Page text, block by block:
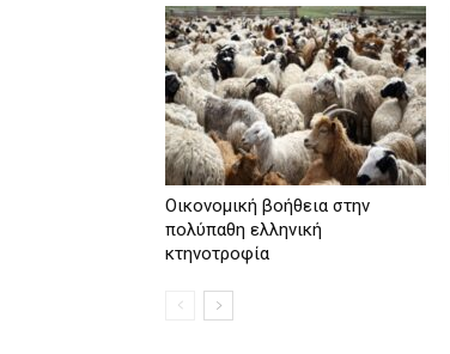
Οικονομική βοήθεια στην
πολύπαθη ελληνική
κτηνοτροφία